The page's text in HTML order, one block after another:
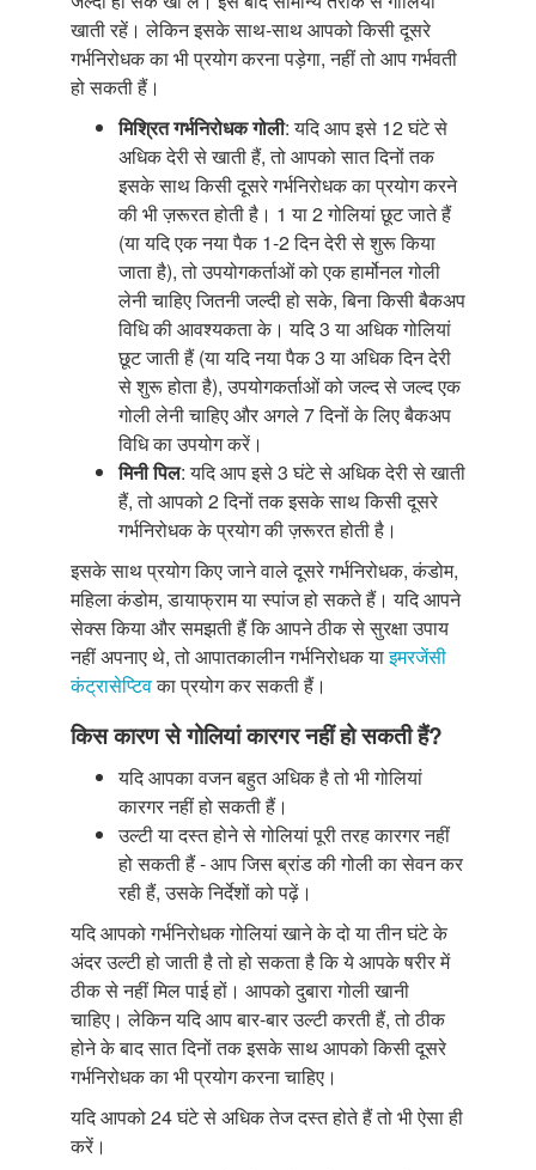
खाती रहें। लेकिन इसके साथ-साथ आपको किसी दूसरे
गर्भनिरोधक का भी प्रयोग करना पड़ेगा, नहीं तो आप गर्भवती
हो सकती हैं।
मिश्रित गर्भनिरोधक गोली: यदि आप इसे 12 घंटे से
अधिक देरी से खाती हैं, तो आपको सात दिनों तक
इसके साथ किसी दूसरे गर्भनिरोधक का प्रयोग करने
की भी ज़रूरत होती है। 1 या 2 गोलियां छूट जाते हैं
(या यदि एक नया पैक 1-2 दिन देरी से शुरू किया
जाता है), तो उपयोगकर्ताओं को एक हार्मोनल गोली
लेनी चाहिए जितनी जल्दी हो सके, बिना किसी बैकअप
विधि की आवश्यकता के। यदि 3 या अधिक गोलियां
छूट जाती हैं (या यदि नया पैक 3 या अधिक दिन देरी
से शुरू होता है), उपयोगकर्ताओं को जल्द से जल्द एक
गोली लेनी चाहिए और अगले 7 दिनों के लिए बैकअप
विधि का उपयोग करें।
मिनी पिल: यदि आप इसे 3 घंटे से अधिक देरी से खाती
हैं, तो आपको 2 दिनों तक इसके साथ किसी दूसरे
गर्भनिरोधक के प्रयोग की ज़रूरत होती है।
इसके साथ प्रयोग किए जाने वाले दूसरे गर्भनिरोधक, कंडोम,
महिला कंडोम, डायाफ्राम या स्पांज हो सकते हैं। यदि आपने
सेक्स किया और समझती हैं कि आपने ठीक से सुरक्षा उपाय
नहीं अपनाए थे, तो आपातकालीन गर्भनिरोधक याइमरजेंसी
कंट्रासेप्टिवका प्रयोग कर सकती हैं।
किस कारण से गोलियां कारगर नहीं हो सकती हैं?
यदि आपका वजन बहुत अधिक है तो भी गोलियां
कारगर नहीं हो सकती हैं।
उल्टी या दस्त होने से गोलियां पूरी तरह कारगर नहीं
हो सकती हैं - आप जिस ब्रांड की गोली का सेवन कर
रही हैं, उसके निर्देशों को पढ़ें।
यदि आपको गर्भनिरोधक गोलियां खाने के दो या तीन घंटे के
अंदर उल्टी हो जाती है तो हो सकता है कि ये आपके षरीर में
ठीक से नहीं मिल पाई हों। आपको दुबारा गोली खानी
चाहिए। लेकिन यदि आप बार-बार उल्टी करती हैं, तो ठीक
होने के बाद सात दिनों तक इसके साथ आपको किसी दूसरे
गर्भनिरोधक का भी प्रयोग करना चाहिए।
यदि आपको 24 घंटे से अधिक तेज दस्त होते हैं तो भी ऐसा ही
करें।